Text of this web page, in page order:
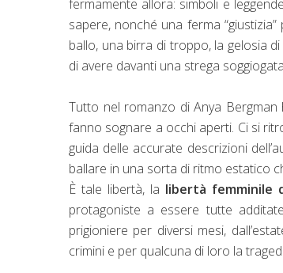
fermamente allora: simboli e
sapere, nonché una ferma
ballo, una birra di troppo, la gelosia
di avere davanti una strega
Tutto nel romanzo di Anya Bergman
fanno sognare a occhi aperti. Ci si
guida delle accurate descrizioni
ballare in una sorta di ritmo estatico
È tale libertà, la libertà femminile
protagoniste a essere tutte
prigioniere per diversi mesi,
crimini e per qualcuna di loro la